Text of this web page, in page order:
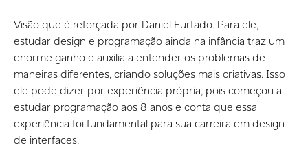
Visão que é reforçada por Daniel Furtado. Para ele,
estudar design e programação ainda na infância traz um
enorme ganho e auxilia a entender os problemas de
maneiras diferentes, criando soluções mais criativas. Isso
ele pode dizer por experiência própria, pois começou a
estudar programação aos 8 anos e conta que essa
experiência foi fundamental para sua carreira em design
de interfaces.